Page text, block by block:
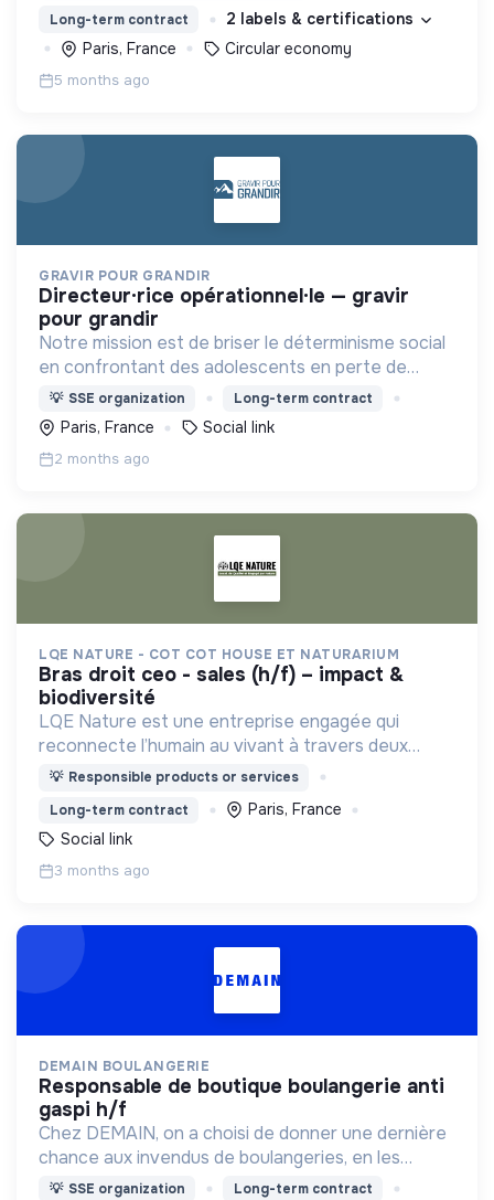
Long-term contract
2 labels & certifications
Paris, France
Circular economy
5 months ago
GRAVIR POUR GRANDIR
directeur·rice opérationnel·le — gravir
pour grandir
Notre mission est de briser le déterminisme social
en confrontant des adolescents en perte de
repères à l'exigence de la haute montagne afin de
provoquer un électrochoc de confiance.
💡 SSE organization Long-term contract
Paris, France Social link
2 months ago
LQE NATURE - COT COT HOUSE ET NATURARIUM
bras droit ceo - sales (h/f) – impact &
biodiversité
LQE Nature est une entreprise engagée qui
reconnecte l’humain au vivant à travers deux
marques complémentaires : Cot Cot House (b2c)
💡 Responsible products or services
Long-term contract
Paris, France
Social link
3 months ago
DEMAIN BOULANGERIE
responsable de boutique boulangerie anti
gaspi h/f
Chez DEMAIN, on a choisi de donner une dernière
chance aux invendus de boulangeries, en les
vendants à moitié prix.
💡 SSE organization Long-term contract